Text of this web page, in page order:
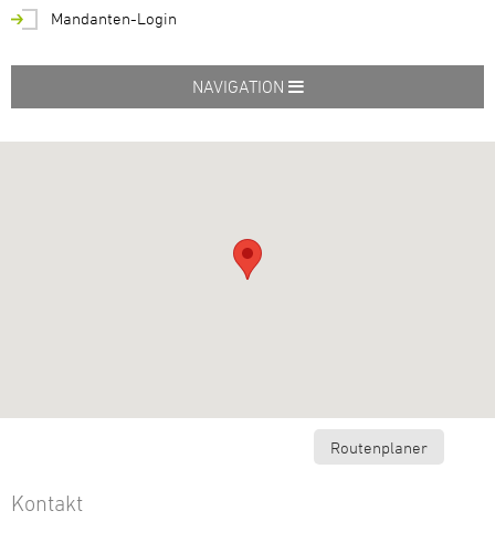
Mandanten-Login
NAVIGATION
Routenplaner
Kontakt